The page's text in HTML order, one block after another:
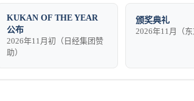
KUKAN OF THE YEAR
公布
2026年11月初（日经集团赞
助）
颁奖典礼
2026年11月（东